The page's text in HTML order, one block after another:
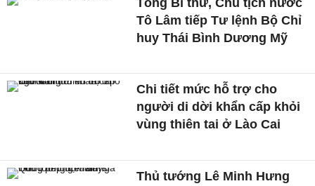
Tô Lâm tiếp Tư lệnh Bộ Chỉ
huy Thái Bình Dương Mỹ
Chi tiết mức hỗ trợ cho
người di dời khẩn cấp khỏi
vùng thiên tai ở Lào Cai
Thủ tướng Lê Minh Hưng